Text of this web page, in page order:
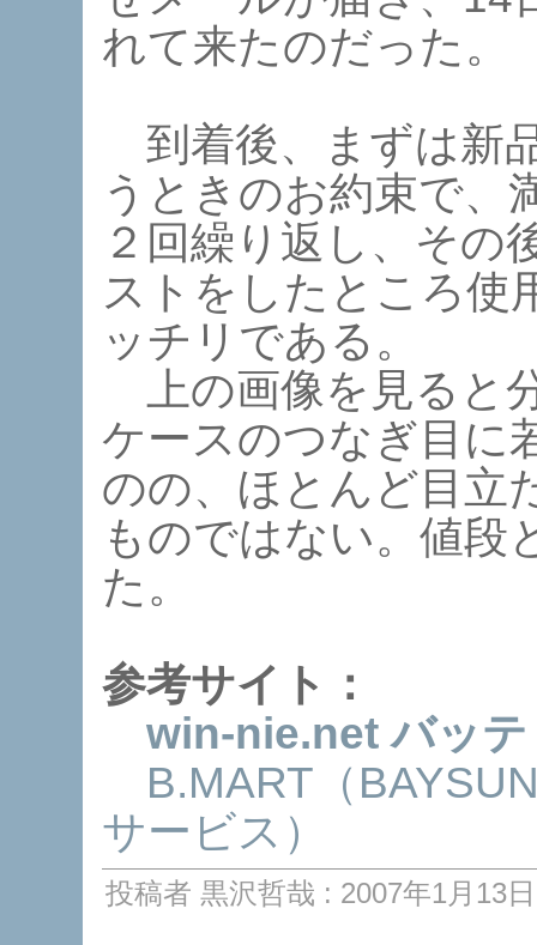
れて来たのだった。
到着後、まずは新
うときのお約束で、
２回繰り返し、その
ストをしたところ使
ッチリである。
上の画像を見ると
ケースのつなぎ目に
のの、ほとんど目立
ものではない。値段
た。
参考サイト：
win-nie.net バッ
B.MART（
サービス）
投稿者 黒沢哲哉 : 2007年1月13